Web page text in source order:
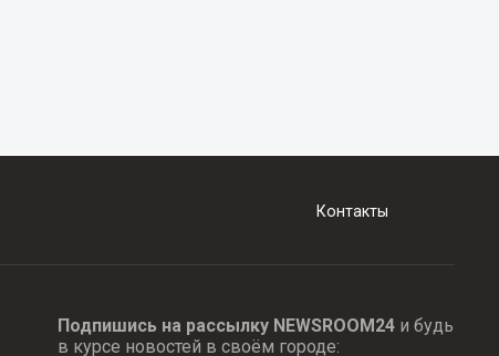
Контакты
Подпишись на рассылку NEWSROOM24и будь
в курсе новостей в своём городе: